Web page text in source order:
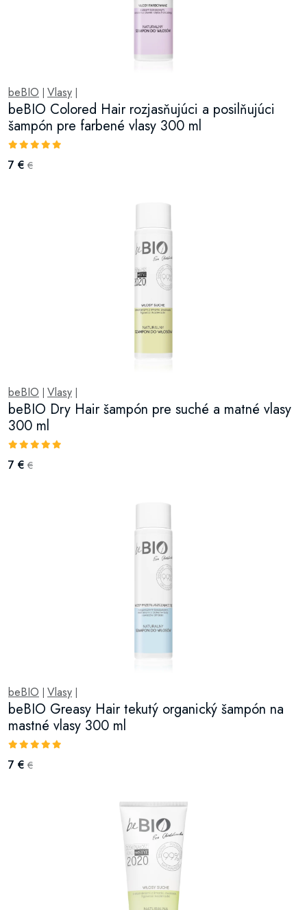
beBIO Vlasy
beBIO Colored Hair rozjasňujúci a posilňujúci
šampón pre farbené vlasy 300 ml
7 € €
beBIO Vlasy
beBIO Dry Hair šampón pre suché a matné vlasy
300 ml
7 € €
beBIO Vlasy
beBIO Greasy Hair tekutý organický šampón na
mastné vlasy 300 ml
7 € €